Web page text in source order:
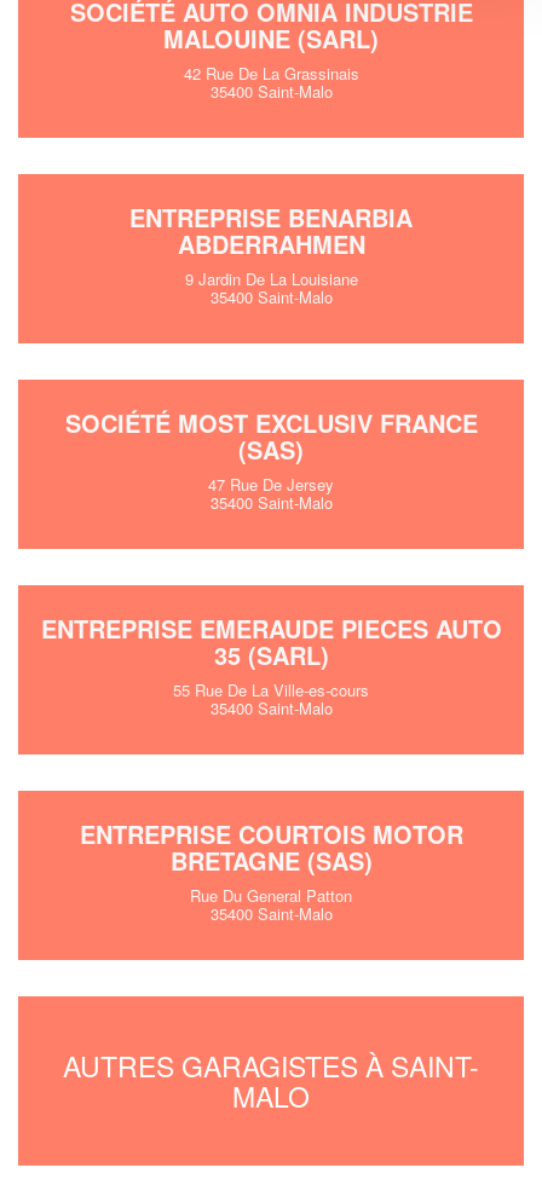
SOCIÉTÉ AUTO OMNIA INDUSTRIE
MALOUINE (SARL)
42 Rue De La Grassinais
35400 Saint-Malo
ENTREPRISE BENARBIA
ABDERRAHMEN
9 Jardin De La Louisiane
35400 Saint-Malo
SOCIÉTÉ MOST EXCLUSIV FRANCE
(SAS)
47 Rue De Jersey
35400 Saint-Malo
ENTREPRISE EMERAUDE PIECES AUTO
35 (SARL)
55 Rue De La Ville-es-cours
35400 Saint-Malo
ENTREPRISE COURTOIS MOTOR
BRETAGNE (SAS)
Rue Du General Patton
35400 Saint-Malo
AUTRES GARAGISTES À SAINT-
MALO